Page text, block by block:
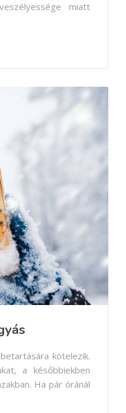
miatt
kötelezik.
a későbbiekben
Ha pár óránál